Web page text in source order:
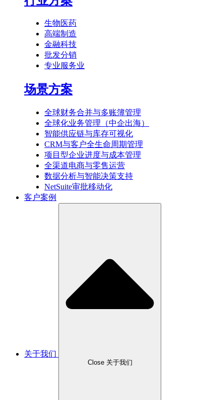
生物医药
高端制造
金融科技
批发分销
专业服务业
场景方案
全球财务合并与多账簿管理
全球化业务管理（中企出海）
智能供应链与库存可视化
CRM与客户全生命周期管理
项目型企业进度与成本管理
全渠道电商与零售运营
数据分析与智能决策支持
NetSuite审批移动化
客户案例
关于我们
Close 关于我们